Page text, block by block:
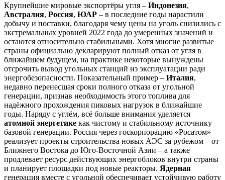
Крупнейшие мировые экспортёры угля – Индонезия,
Австралия, Россия, ЮАР – в последние годы нарастили
добычу и поставки, благодаря чему цены на уголь снизились с
экстремальных уровней 2022 года до умеренных значений и
остаются относительно стабильными. Хотя многие развитые
страны официально декларируют полный отказ от угля в
ближайшем будущем, на практике некоторые вынуждены
отсрочить вывод угольных станций из эксплуатации ради
энергобезопасности. Показательный пример – Италия,
недавно перенесшая сроки полного отказа от угольной
генерации, признав необходимость этого топлива для
надёжного прохождения пиковых нагрузок в ближайшие
годы. Наряду с углём, всё больше внимания уделяется
атомной энергетике как чистому и стабильному источнику
базовой генерации. Россия через госкорпорацию «Росатом»
реализует проекты строительства новых АЭС за рубежом – от
Ближнего Востока до Юго-Восточной Азии – а также
продлевает ресурс действующих энергоблоков внутри страны
и планирует площадки под новые реакторы. Ядерная
генерация вместе с угольной обеспечивает устойчивую работу